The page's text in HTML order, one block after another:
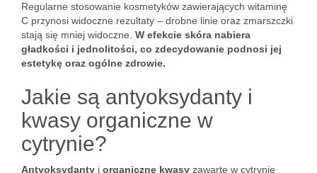
Regularne stosowanie kosmetyków zawierających witaminę
C przynosi widoczne rezultaty – drobne linie oraz zmarszczki
stają się mniej widoczne. W efekcie skóra nabiera
gładkości i jednolitości, co zdecydowanie podnosi jej
estetykę oraz ogólne zdrowie.
Jakie są antyoksydanty i
kwasy organiczne w
cytrynie?
Antyoksydanty i organiczne kwasy zawarte w cytrynie